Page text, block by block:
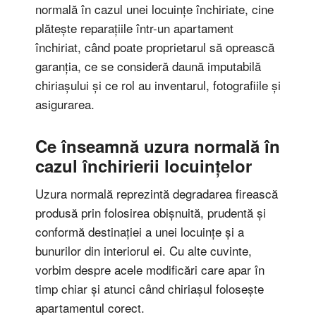
normală în cazul unei locuințe închiriate, cine
plătește reparațiile într-un apartament
închiriat, când poate proprietarul să oprească
garanția, ce se consideră daună imputabilă
chiriașului și ce rol au inventarul, fotografiile și
asigurarea.
Ce înseamnă uzura normală în
cazul închirierii locuințelor
Uzura normală reprezintă degradarea firească
produsă prin folosirea obișnuită, prudentă și
conformă destinației a unei locuințe și a
bunurilor din interiorul ei. Cu alte cuvinte,
vorbim despre acele modificări care apar în
timp chiar și atunci când chiriașul folosește
apartamentul corect.